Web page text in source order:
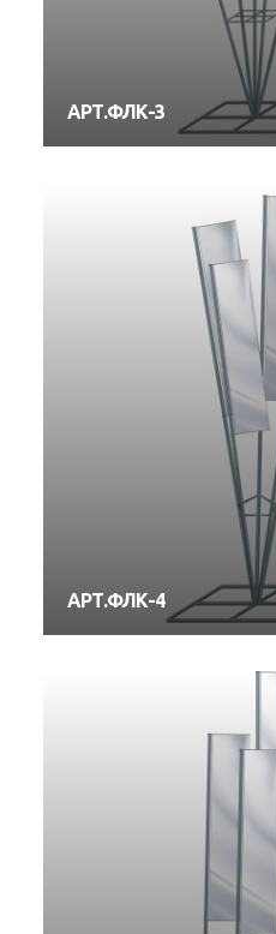
АРТ.ФЛК-3
АРТ.ФЛК-4